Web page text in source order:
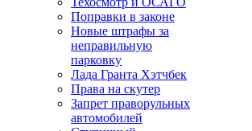
Поправки в законе
Новые штрафы за
неправильную
парковку
Лада Гранта Хэтчбек
Права на скутер
Запрет праворульных
автомобилей